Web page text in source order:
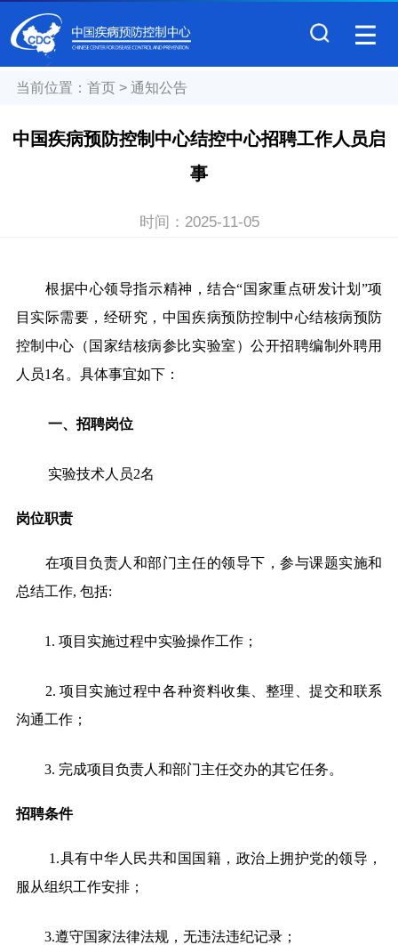
当前位置： 首页> 通知公告
中国疾病预防控制中心结控中心招聘工作人员启
事
时间： 2025-11-05
根据中心领导指示精神，结合“国家重点研发计划”项
目实际需要，经研究，中国疾病预防控制中心结核病预防
控制中心（国家结核病参比实验室）公开招聘编制外聘用
人员1名。具体事宜如下：
一、招聘岗位
实验技术人员2名
岗位职责
在项目负责人和部门主任的领导下，参与课题实施和
总结工作, 包括:
1. 项目实施过程中实验操作工作；
2.项目实施过程中各种资料收集、整理、提交和联系
沟通工作；
3. 完成项目负责人和部门主任交办的其它任务。
招聘条件
1.具有中华人民共和国国籍，政治上拥护党的领导，
服从组织工作安排；
3.遵守国家法律法规，无违法违纪记录；